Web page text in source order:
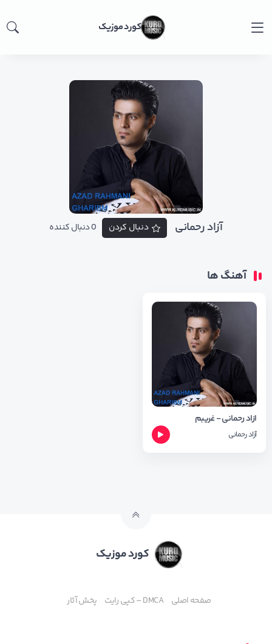
کورد موزیک
آزاد رحمانی دنبال کردن 0 دنبال کننده
آهنگ ها
ازاد رحمانی - غریبم
آزاد رحمانی
کورد موزیک
صفحه اصلی DMCA – کپی رایت پخش آثار